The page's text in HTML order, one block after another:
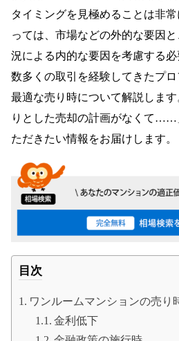
タイミングを見極めることは非
っては、市場などの外的な要因
況による内的な要因を考慮する必
数多くの取引を経験してきたプロ
最適な売り時について解説しま
りとした売却の計画がなくて……
ただきたい情報をお届けします。
目次
ワンルームマンションの売り
金利低下